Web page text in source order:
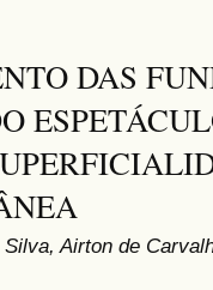
DAS
Airton de